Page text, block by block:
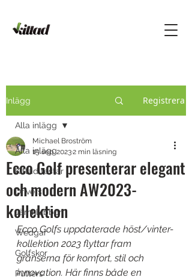
Inlägg Registrera
Alla inlägg
Kittad testar
Drivers
Järnklubbor
Wedgar
Golfskor
Putters
Alla inlägg
Ecco Golf presenterar elegant
och modern AW2023-
kollektion
Michael Broström
15 sep. 20232 min läsning
Ecco Golfs uppdaterade höst/vinter-
kollektion 2023 flyttar fram
gränserna för komfort, stil och
innovation. Här finns både en